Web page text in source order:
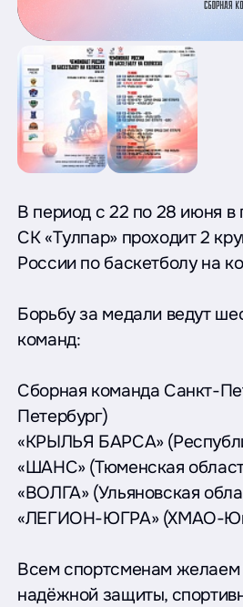
В период с 22 по 28 июня в
СК «Тулпар» проходит 2
России по баскетболу на
Борьбу за медали ведут
команд:
Сборная команда Санкт-
Петербург)
«КРЫЛЬЯ БАРСА»
«ШАНС» (Тюменская
«ВОЛГА» (Ульяновская
«ЛЕГИОН-ЮГРА» (ХМАО-
Всем спортсменам желаем
надёжной защиты,